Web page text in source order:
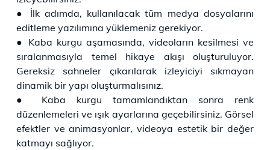
● İlk adımda, kullanılacak tüm medya dosyalarını
editleme yazılımına yüklemeniz gerekiyor.
● Kaba kurgu aşamasında, videoların kesilmesi ve
sıralanmasıyla temel hikaye akışı oluşturuluyor.
Gereksiz sahneler çıkarılarak izleyiciyi sıkmayan
dinamik bir yapı oluşturmalısınız.
● Kaba kurgu tamamlandıktan sonra renk
düzenlemeleri ve ışık ayarlarına geçebilirsiniz. Görsel
efektler ve animasyonlar, videoya estetik bir değer
katmayı sağlıyor.